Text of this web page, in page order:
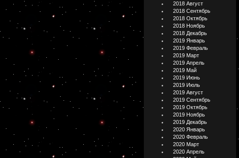
2018 Август
2018 Сентябрь
2018 Октябрь
2018 Ноябрь
2018 Декабрь
2019 Январь
2019 Февраль
2019 Март
2019 Апрель
2019 Май
2019 Июнь
2019 Июль
2019 Август
2019 Сентябрь
2019 Октябрь
2019 Ноябрь
2019 Декабрь
2020 Январь
2020 Февраль
2020 Март
2020 Апрель